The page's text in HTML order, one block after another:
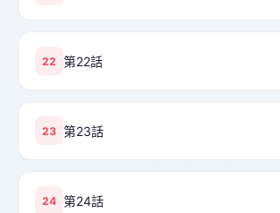
22 第22話
23 第23話
24 第24話